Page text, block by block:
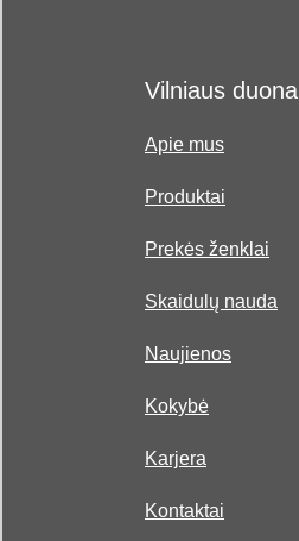
Vilniaus duona
Apie mus
Produktai
Prekės ženklai
Skaidulų nauda
Naujienos
Kokybė
Karjera
Kontaktai